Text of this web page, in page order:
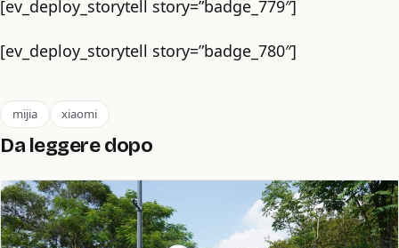
[ev_deploy_storytell story=”badge_779″]
[ev_deploy_storytell story=”badge_780″]
mijia xiaomi
Da leggere dopo